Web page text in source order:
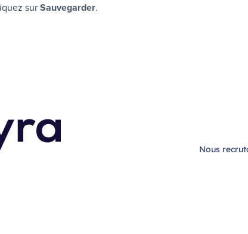
surSauvegarder.
Nous